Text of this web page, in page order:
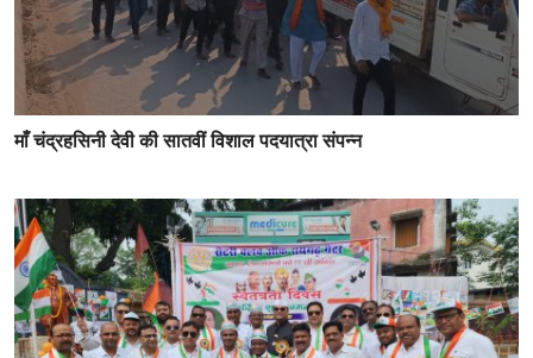
माँ चंद्रहसिनी देवी की सातवीं विशाल पदयात्रा संपन्न